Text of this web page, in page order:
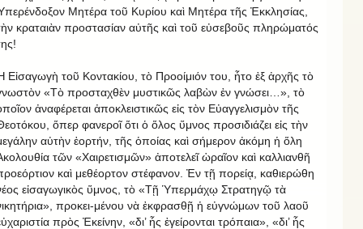
Μητέρα τοῦ Κυρίου καὶ Μητέρα τῆς Ἐκκλησίας,
κραταιὰν προστασίαν αὐτῆς καὶ τοῦ εὐσεβοῦς πληρώματός
Εἰσαγωγὴ τοῦ Κοντακίου, τὸ Προοίμιόν του, ἦτο ἐξ ἀρχῆς τὸ
«Τὸ προσταχθὲν μυστικῶς λαβὼν ἐν γνώσει…», τὸ
ἀναφέρεται ἀποκλειστικῶς εἰς τὸν Εὐαγγελισμὸν τῆς
ὅπερ φανεροῖ ὅτι ὁ ὅλος ὕμνος προσιδιάζει εἰς τὴν
αὐτὴν ἑορτήν, τῆς ὁποίας καὶ σήμερον ἀκόμη ἡ ὅλη
τῶν «Χαιρετισμῶν» ἀποτελεῖ ὡραῖον καὶ καλλιανθῆ
καὶ μεθέορτον στέφανον. Ἐν τῇ πορείᾳ, καθιερώθη
εἰσαγωγικὸς ὕμνος, τὸ «Τῇ Ὑπερμάχῳ Στρατηγῷ τὰ
προκει-μένου νὰ ἐκφρασθῇ ἡ εὐγνώμων τοῦ λαοῦ
πρὸς Ἐκείνην, «δι’ ἧς ἐγείρονται τρόπαια», «δι’ ἧς